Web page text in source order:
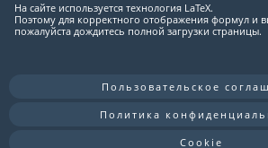
На сайте используется технология LaTeX.
Поэтому для корректного отображения формул и
пожалуйста дождитесь полной загрузки страницы.
Пользовательское
Политика
Cookie